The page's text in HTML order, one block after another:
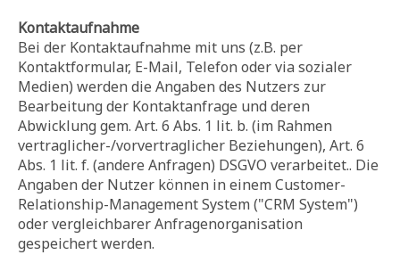
Kontaktaufnahme
Bei der Kontaktaufnahme mit uns (z.B. per
Kontaktformular, E-Mail, Telefon oder via sozialer
Medien) werden die Angaben des Nutzers zur
Bearbeitung der Kontaktanfrage und deren
Abwicklung gem. Art. 6 Abs. 1 lit. b. (im Rahmen
vertraglicher-/vorvertraglicher Beziehungen), Art. 6
Abs. 1 lit. f. (andere Anfragen) DSGVO verarbeitet.. Die
Angaben der Nutzer können in einem Customer-
Relationship-Management System ("CRM System")
oder vergleichbarer Anfragenorganisation
gespeichert werden.